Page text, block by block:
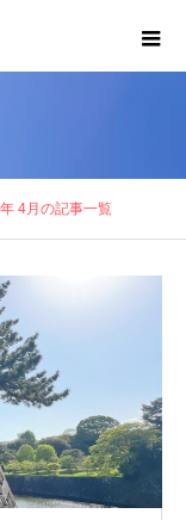
4月の記事一覧